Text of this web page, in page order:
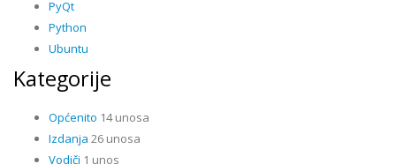
PyQt
Python
Ubuntu
Kategorije
Općenito 14 unosa
Izdanja 26 unosa
Vodiči 1 unos